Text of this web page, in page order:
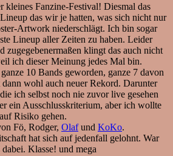
kleines Fanzine-Festival! Diesmal das
das wir je hatten, was sich nicht nur
Artwork niederschlägt. Ich bin sogar
Lineup aller Zeiten zu haben. Leider
zugegebenermaßen klingt das auch nicht
ich dieser Meinung jedes Mal bin.
10 Bands geworden, ganze 7 davon
dann wohl auch neuer Rekord. Darunter
ich selbst noch nie zuvor live gesehen
ein Ausschlusskriterium, aber ich wollte
Risiko gehen.
Fö, Rodger, Olafund KoKo.
hat sich auf jedenfall gelohnt. War
Klasse! und mega